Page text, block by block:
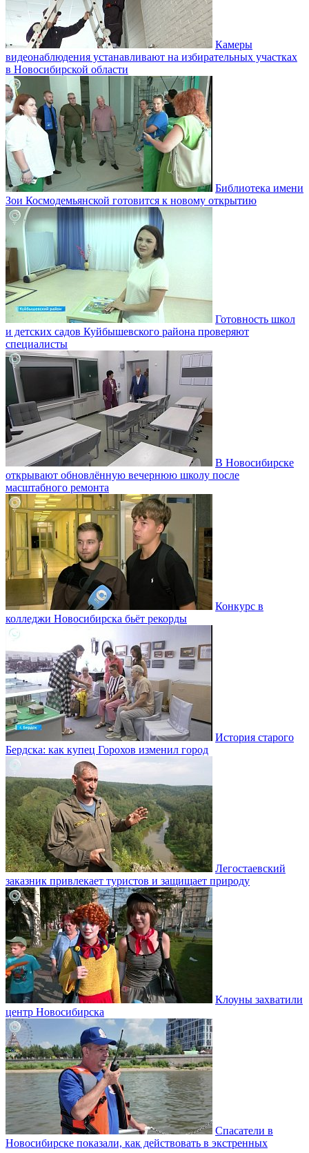
Камеры
видеонаблюдения устанавливают на избирательных участках
в Новосибирской области
Библиотека имени
Зои Космодемьянской готовится к новому открытию
Готовность школ
и детских садов Куйбышевского района проверяют
специалисты
В Новосибирске
открывают обновлённую вечернюю школу после
масштабного ремонта
Конкурс в
колледжи Новосибирска бьёт рекорды
История старого
Бердска: как купец Горохов изменил город
Легостаевский
заказник привлекает туристов и защищает природу
Клоуны захватили
центр Новосибирска
Спасатели в
Новосибирске показали, как действовать в экстренных